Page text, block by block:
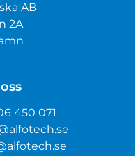
AB
2A
450 071